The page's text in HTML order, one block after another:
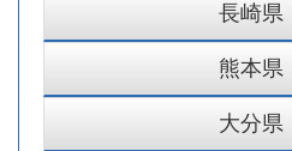
長崎県
熊本県
大分県